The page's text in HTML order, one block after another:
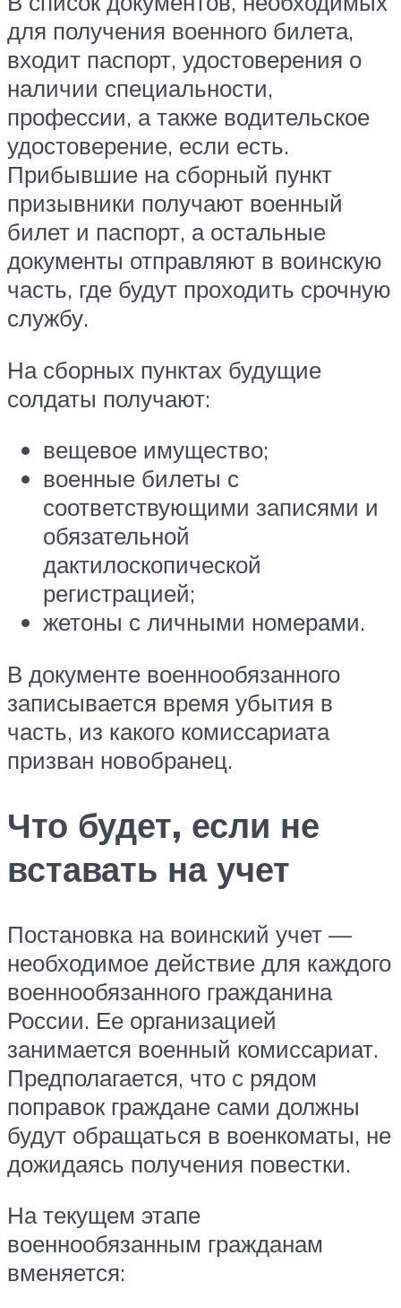
для получения военного билета,
входит паспорт, удостоверения о
наличии специальности,
профессии, а также водительское
удостоверение, если есть.
Прибывшие на сборный пункт
призывники получают военный
билет и паспорт, а остальные
документы отправляют в воинскую
часть, где будут проходить срочную
службу.
На сборных пунктах будущие
солдаты получают:
вещевое имущество;
военные билеты с
соответствующими записями и
обязательной
дактилоскопической
регистрацией;
жетоны с личными номерами.
В документе военнообязанного
записывается время убытия в
часть, из какого комиссариата
призван новобранец.
Что будет, если не
вставать на учет
Постановка на воинский учет —
необходимое действие для каждого
военнообязанного гражданина
России. Ее организацией
занимается военный комиссариат.
Предполагается, что с рядом
поправок граждане сами должны
будут обращаться в военкоматы, не
дожидаясь получения повестки.
На текущем этапе
военнообязанным гражданам
вменяется: